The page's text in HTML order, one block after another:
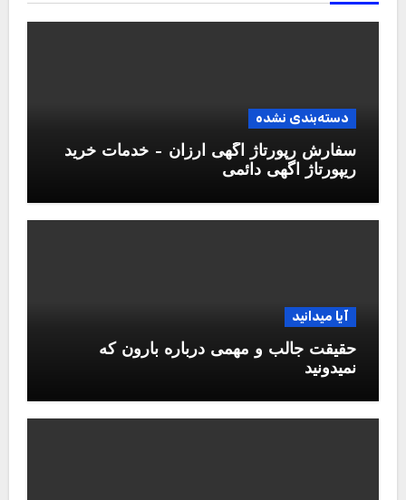
دسته‌بندی نشده
سفارش رپورتاژ آگهی ارزان – خدمات خرید
ریپورتاژ اگهی دائمی
آیا میدانید
حقیقت جالب و مهمی درباره بارون که
نمیدونید